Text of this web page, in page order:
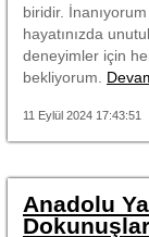
biridir.
hayatınızda
deneyimler için
bekliyorum.
11 Eylül 2024 17:43:51
Anadolu